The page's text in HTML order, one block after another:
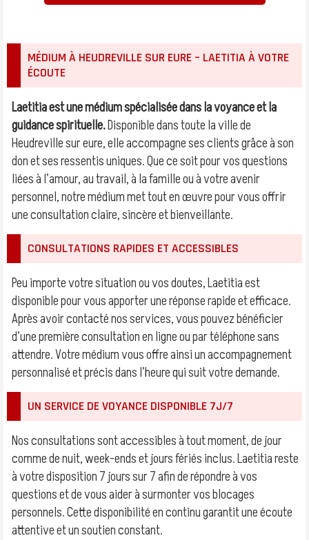
MÉDIUM À HEUDREVILLE SUR EURE – LAETITIA À VOTRE
ÉCOUTE
Laetitia est une médium spécialisée dans la voyance et la
guidance spirituelle.Disponible dans toute la ville de
Heudreville sur eure, elle accompagne ses clients grâce à son
don et ses ressentis uniques. Que ce soit pour vos questions
liées à l’amour, au travail, à la famille ou à votre avenir
personnel, notre médium met tout en œuvre pour vous offrir
une consultation claire, sincère et bienveillante.
CONSULTATIONS RAPIDES ET ACCESSIBLES
Peu importe votre situation ou vos doutes, Laetitia est
disponible pour vous apporter une réponse rapide et efficace.
Après avoir contacté nos services, vous pouvez bénéficier
d’une première consultation en ligne ou par téléphone sans
attendre. Votre médium vous offre ainsi un accompagnement
personnalisé et précis dans l’heure qui suit votre demande.
UN SERVICE DE VOYANCE DISPONIBLE 7J/7
Nos consultations sont accessibles à tout moment, de jour
comme de nuit, week-ends et jours fériés inclus. Laetitia reste
à votre disposition 7 jours sur 7 afin de répondre à vos
questions et de vous aider à surmonter vos blocages
personnels. Cette disponibilité en continu garantit une écoute
attentive et un soutien constant.